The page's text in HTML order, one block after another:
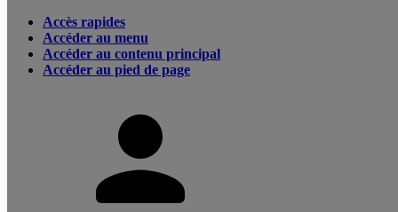
Accès rapides
Accéder au menu
Accéder au contenu principal
Accéder au pied de page